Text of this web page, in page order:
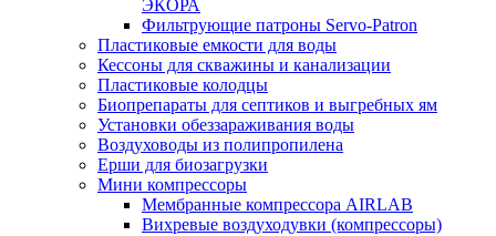
ЭКОРА
Фильтрующие патроны Servo-Patron
Пластиковые емкости для воды
Кессоны для скважины и канализации
Пластиковые колодцы
Биопрепараты для септиков и выгребных ям
Установки обеззараживания воды
Воздуховоды из полипропилена
Ерши для биозагрузки
Мини компрессоры
Мембранные компрессора AIRLAB
Вихревые воздуходувки (компрессоры)